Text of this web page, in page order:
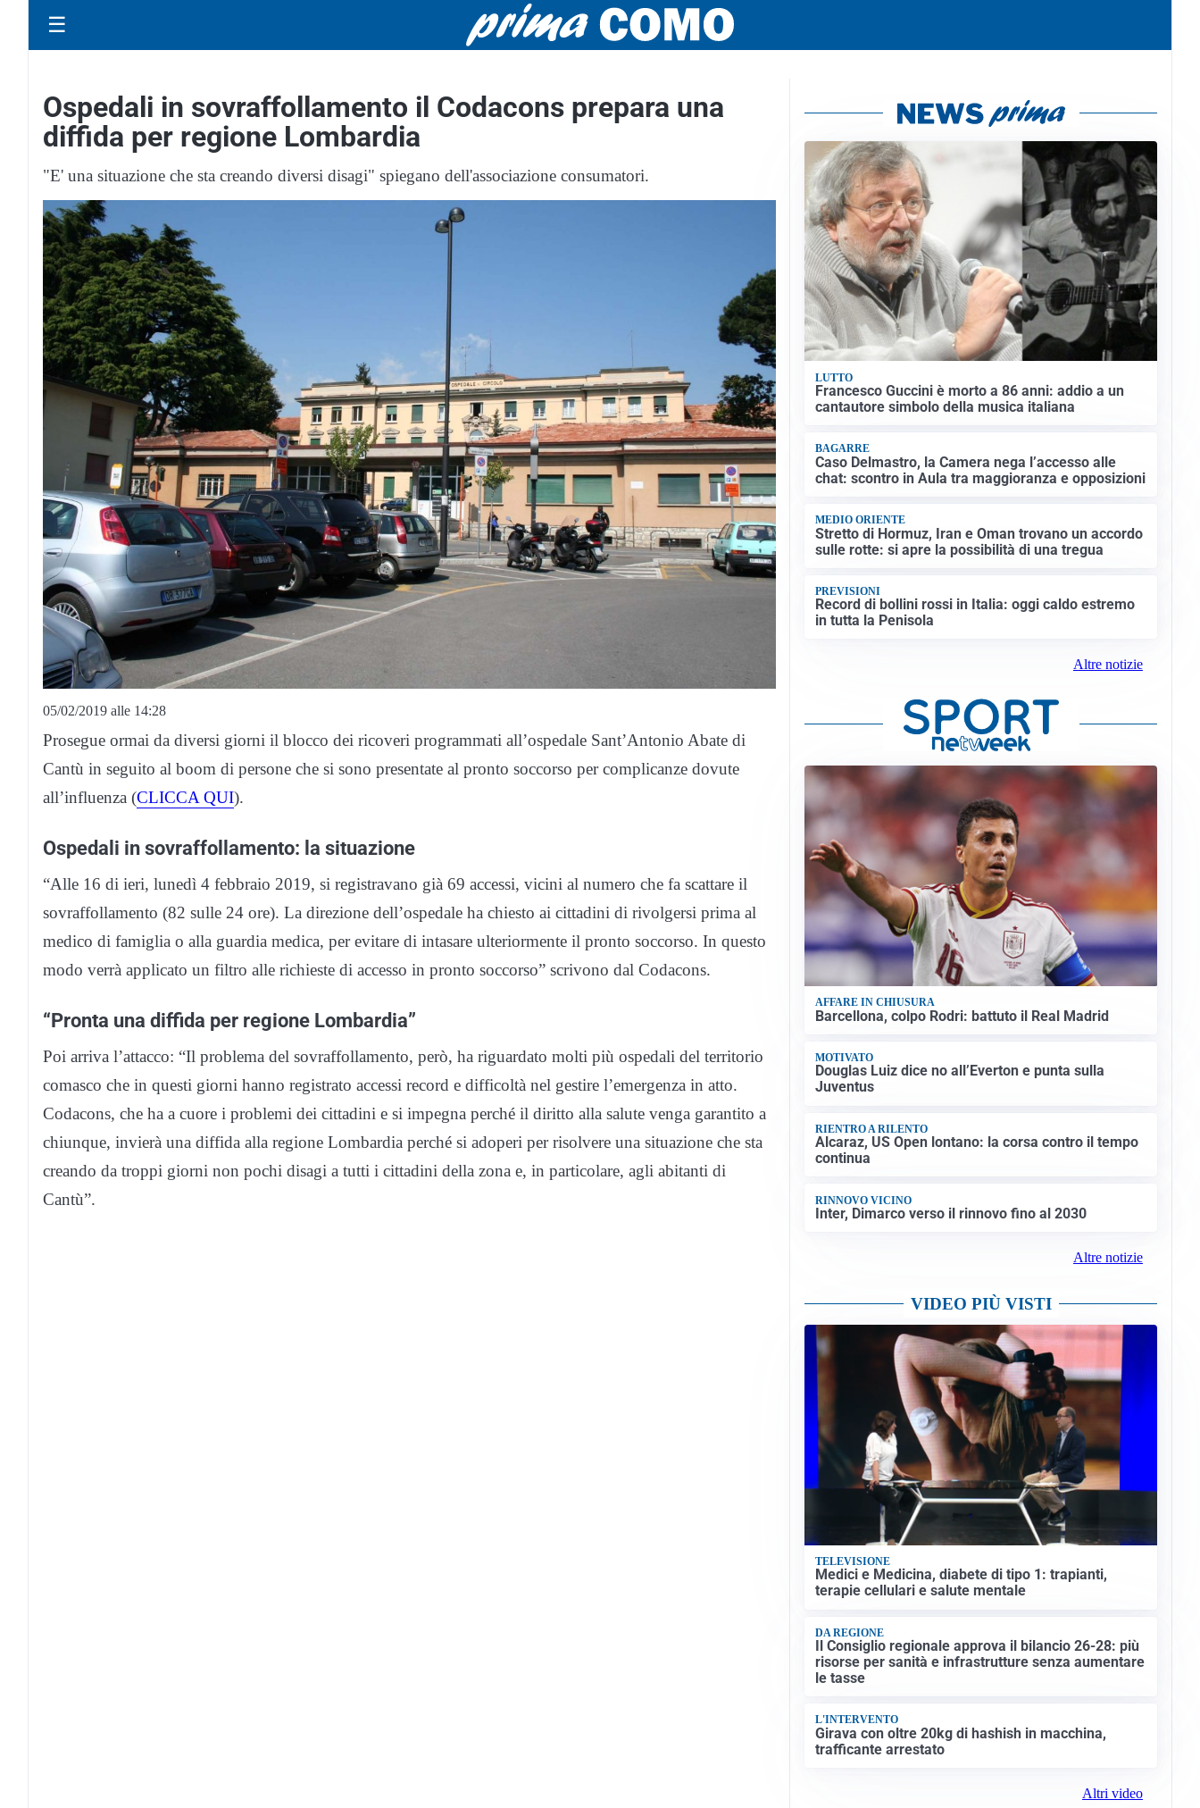
☰
Ospedali in sovraffollamento il Codacons prepara una
diffida per regione Lombardia
"E' una situazione che sta creando diversi disagi" spiegano dell'associazione consumatori.
05/02/2019 alle 14:28
Prosegue ormai da diversi giorni il blocco dei ricoveri programmati all’ospedale Sant’Antonio Abate di
Cantù in seguito al boom di persone che si sono presentate al pronto soccorso per complicanze dovute
all’influenza (CLICCA QUI).
Ospedali in sovraffollamento: la situazione
“Alle 16 di ieri, lunedì 4 febbraio 2019, si registravano già 69 accessi, vicini al numero che fa scattare il
sovraffollamento (82 sulle 24 ore). La direzione dell’ospedale ha chiesto ai cittadini di rivolgersi prima al
medico di famiglia o alla guardia medica, per evitare di intasare ulteriormente il pronto soccorso. In questo
modo verrà applicato un filtro alle richieste di accesso in pronto soccorso” scrivono dal Codacons.
“Pronta una diffida per regione Lombardia”
Poi arriva l’attacco: “Il problema del sovraffollamento, però, ha riguardato molti più ospedali del territorio
comasco che in questi giorni hanno registrato accessi record e difficoltà nel gestire l’emergenza in atto.
Codacons, che ha a cuore i problemi dei cittadini e si impegna perché il diritto alla salute venga garantito a
chiunque, invierà una diffida alla regione Lombardia perché si adoperi per risolvere una situazione che sta
creando da troppi giorni non pochi disagi a tutti i cittadini della zona e, in particolare, agli abitanti di
Cantù”.
LUTTO
Francesco Guccini è morto a 86 anni: addio a un
cantautore simbolo della musica italiana
BAGARRE
Caso Delmastro, la Camera nega l’accesso alle
chat: scontro in Aula tra maggioranza e opposizioni
MEDIO ORIENTE
Stretto di Hormuz, Iran e Oman trovano un accordo
sulle rotte: si apre la possibilità di una tregua
PREVISIONI
Record di bollini rossi in Italia: oggi caldo estremo
in tutta la Penisola
Altre notizie
AFFARE IN CHIUSURA
Barcellona, colpo Rodri: battuto il Real Madrid
MOTIVATO
Douglas Luiz dice no all’Everton e punta sulla
Juventus
RIENTRO A RILENTO
Alcaraz, US Open lontano: la corsa contro il tempo
continua
RINNOVO VICINO
Inter, Dimarco verso il rinnovo fino al 2030
Altre notizie
VIDEO PIÙ VISTI
TELEVISIONE
Medici e Medicina, diabete di tipo 1: trapianti,
terapie cellulari e salute mentale
DA REGIONE
Il Consiglio regionale approva il bilancio 26-28: più
risorse per sanità e infrastrutture senza aumentare
le tasse
L'INTERVENTO
Girava con oltre 20kg di hashish in macchina,
trafficante arrestato
Altri video